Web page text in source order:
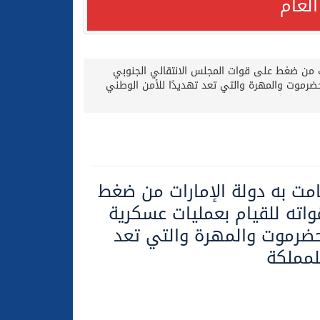
من ضغط على قوات المجلس الانتقالي الجنوبي
والمهرة والتي تعد تهديدًا للأمن الوطني
به دولة الإمارات من ضغط
للقيام بعمليات عسكرية
والمهرة والتي تعد